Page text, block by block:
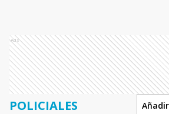
Ads
POLICIALES